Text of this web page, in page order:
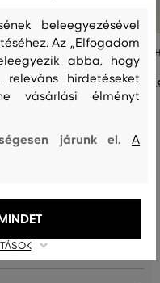
PÓLÓ GANT REG SHIELD SS T-
+7
MÉRETEK
beleegyezésével
Az „Elfogadom
abba, hogy
hirdetéseket
vásárlási élményt
járunk el.A